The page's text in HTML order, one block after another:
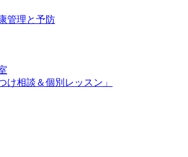
管理と予防
け相談＆個別レッスン」